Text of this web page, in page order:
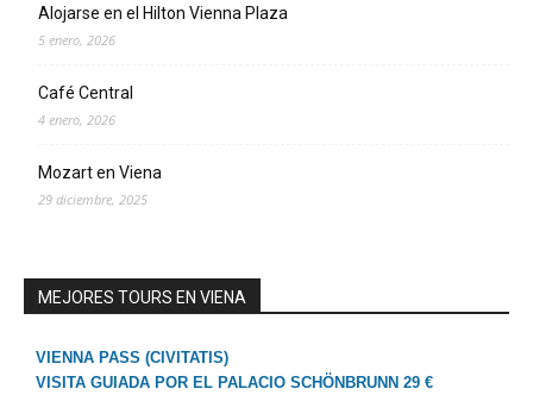
Alojarse en el Hilton Vienna Plaza
5 enero, 2026
Café Central
4 enero, 2026
Mozart en Viena
29 diciembre, 2025
MEJORES TOURS EN VIENA
VIENNA PASS (CIVITATIS)
VISITA GUIADA POR EL PALACIO SCHÖNBRUNN 29 €